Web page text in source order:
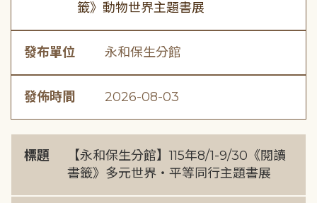
籤》動物世界主題書展
發布單位 永和保生分館
發佈時間 2026-08-03
標題
【永和保生分館】115年8/1-9/30《閱讀
書籤》多元世界・平等同行主題書展